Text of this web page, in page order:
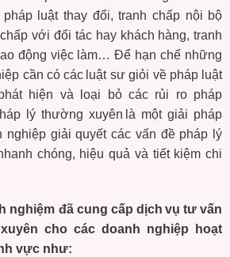
pháp luật thay đổi,tranh chấp nội bộ
chấp với đối táchay khách hàng,tranh
lao động việc làm…Để hạn chế những
cần có các luật sư giỏi về pháp luật
hiện và loại bỏ các rủi ro pháp
lý thường xuyên là một giải pháp
nghiệp giải quyết các vấn đề pháp lý
chóng, hiệu quả và tiết kiệm chi
nghiệm đã cung cấp dịch vụ tư vấn
xuyên cho các doanh nghiệp
hoạt
vực như: